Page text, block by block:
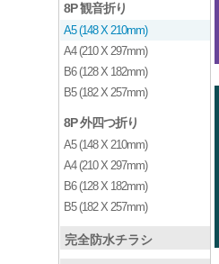
8P 観音折り
A5 (148 X 210mm)
A4 (210 X 297mm)
B6 (128 X 182mm)
B5 (182 X 257mm)
8P 外四つ折り
A5 (148 X 210mm)
A4 (210 X 297mm)
B6 (128 X 182mm)
B5 (182 X 257mm)
完全防水チラシ